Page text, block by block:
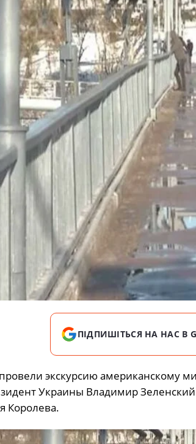
ПІДПИШІТЬСЯ НА НАС В
экскурсию американскому
Украины Владимир
Королева.